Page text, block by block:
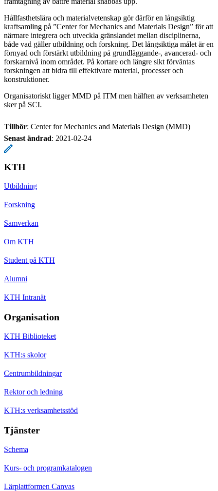
Hållfasthetslära och materialvetenskap gör därför en långsiktig
kraftsamling på ”Center for Mechanics and Materials Design” för att
närmare integrera och utveckla gränslandet mellan disciplinerna,
både vad gäller utbildning och forskning. Det långsiktiga målet är en
förnyad och förstärkt utbildning på grundläggande-, avancerad- och
forskarnivå inom området. På kortare och längre sikt förväntas
forskningen att bidra till effektivare material, processer och
konstruktioner.
Organisatoriskt ligger MMD på ITM men hälften av verksamheten
sker på SCI.
Tillhör: Center for Mechanics and Materials Design (MMD)
Senast ändrad: 2021-02-24
KTH
Utbildning
Forskning
Samverkan
Om KTH
Student på KTH
Alumni
KTH Intranät
Organisation
KTH Biblioteket
KTH:s skolor
Centrumbildningar
Rektor och ledning
KTH:s verksamhetsstöd
Tjänster
Schema
Kurs- och programkatalogen
Lärplattformen Canvas